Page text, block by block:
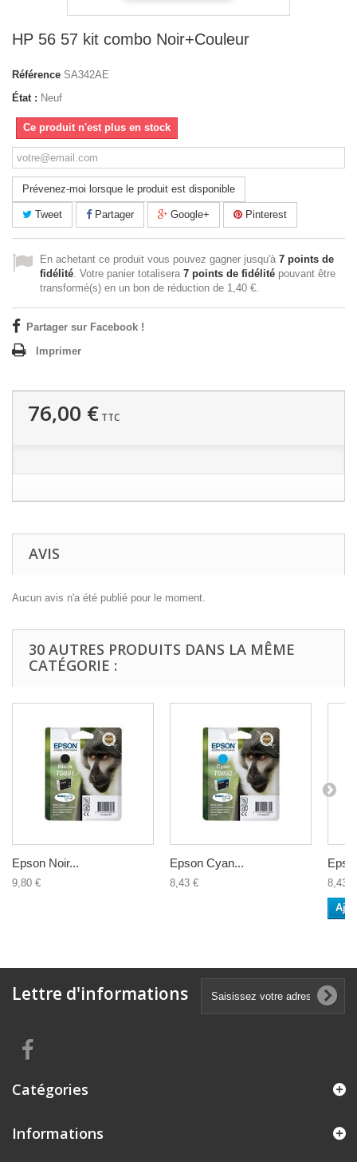
HP 56 57 kit combo Noir+Couleur
Référence SA342AE
État : Neuf
Ce produit n'est plus en stock
Prévenez-moi lorsque le produit est disponible
Tweet Partager Google+ Pinterest
En achetant ce produit vous pouvez gagner jusqu'à 7 points de
fidélité. Votre panier totalisera 7 points de fidélité pouvant être
transformé(s) en un bon de réduction de 1,40 €.
Partager sur Facebook !
Imprimer
76,00 € TTC
AVIS
Aucun avis n'a été publié pour le moment.
30 AUTRES PRODUITS DANS LA MÊME
CATÉGORIE :
Epson Noir...
9,80 €
Epson Cyan...
8,43 € 8,43 €
Lettre d'informations
Catégories
Informations